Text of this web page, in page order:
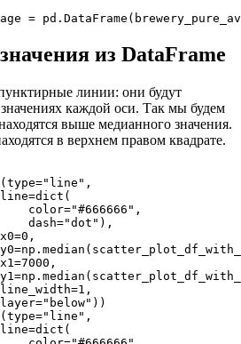
=
из DataFrame
линии: они будут
каждой оси. Так мы будем
выше медианного значения.
в верхнем правом квадрате.
color="#666666",
dash="dot"),